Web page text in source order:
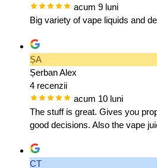
acum 9 luni
Big variety of vape liquids and
ȘA
Șerban Alex
4 recenzii
acum 10 luni
The stuff is great. Gives you
good decisions. Also the vape
CT